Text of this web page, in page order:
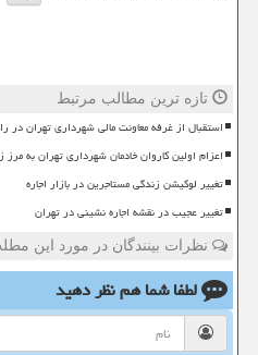
تازه ترین مطالب مرتبط
استقبال از غرفه معاونت مالی شهرداری تهران در
اعزام اولین کاروان خادمان شهرداری تهران به مرز
تغییر لوکیشن زندگی مستاجرین در بازار اجاره
تغییر عجیب در نقشه اجاره نشینی در تهران
نظرات بینندگان در مورد این
لطفا شما همنظر دهید